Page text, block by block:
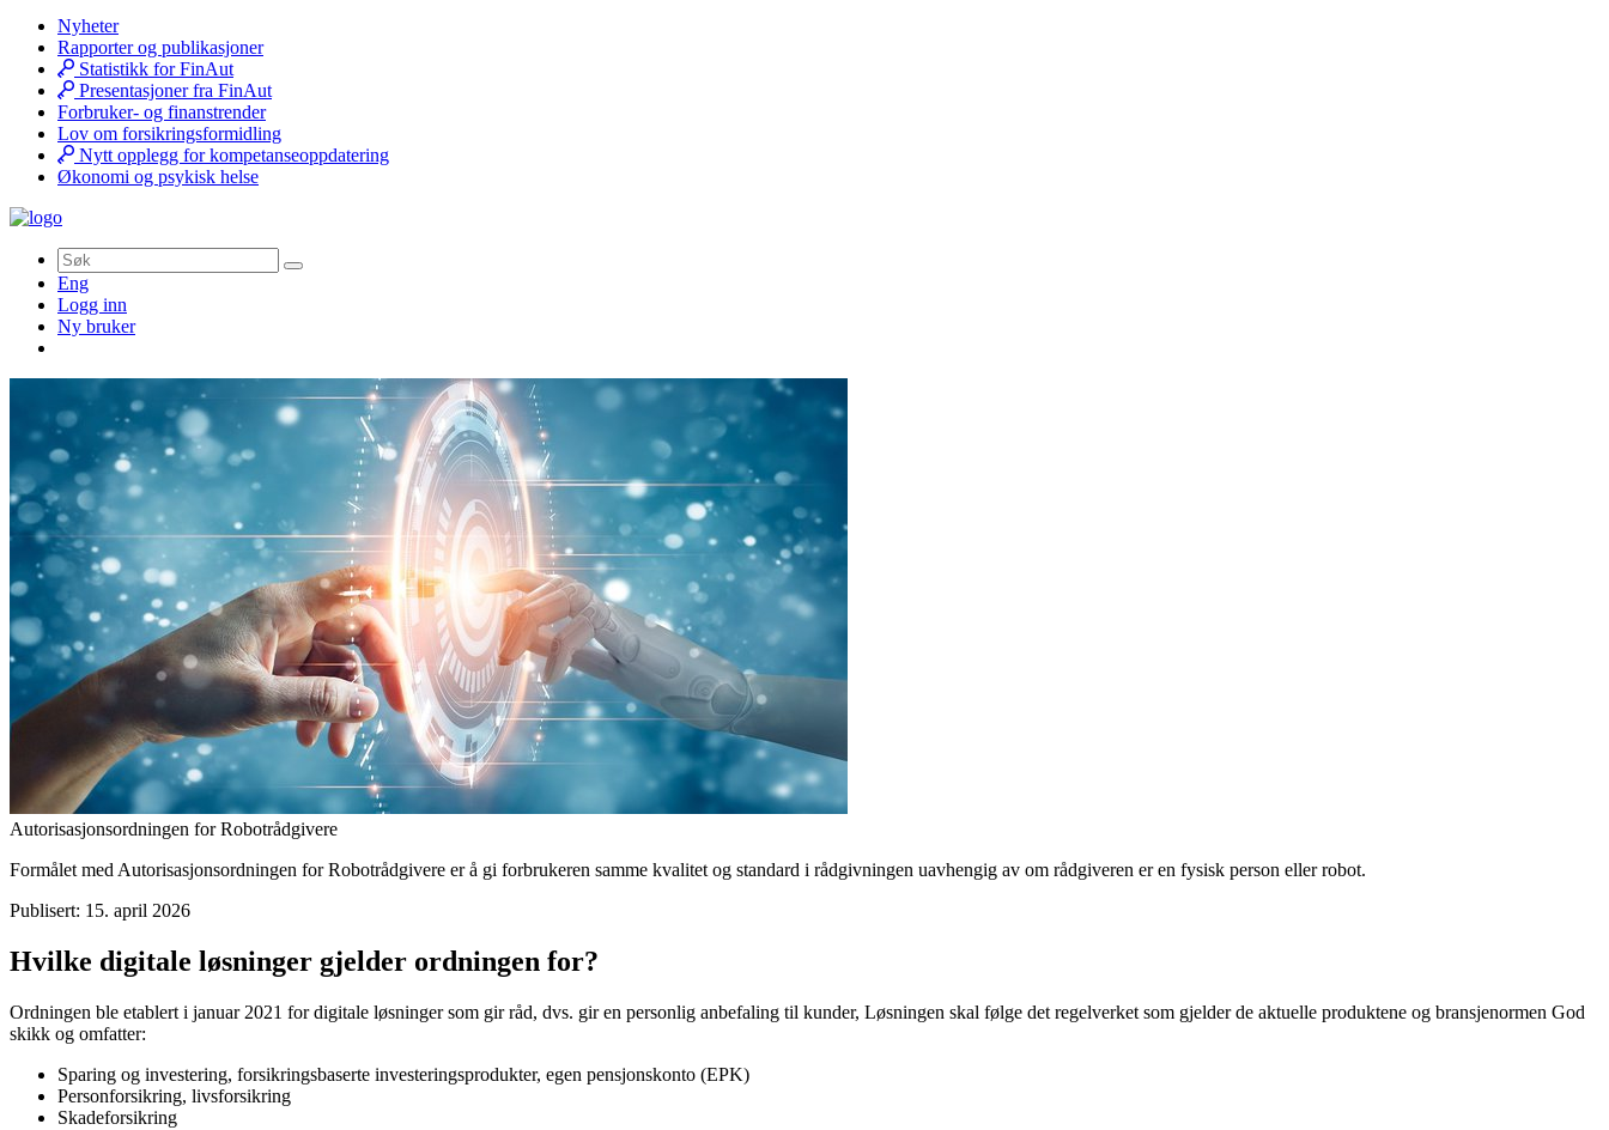
Nyheter
Rapporter og publikasjoner
Statistikk for FinAut
Presentasjoner fra FinAut
Forbruker- og finanstrender
Lov om forsikringsformidling
Nytt opplegg for kompetanseoppdatering
Økonomi og psykisk helse
Søk
Eng
Logg inn
Ny bruker
Autorisasjonsordningen for Robotrådgivere
Formålet med Autorisasjonsordningen for Robotrådgivere er å gi forbrukeren samme kvalitet og standard i rådgivningen uavhengig av om rådgiveren er en fysisk person eller robot.
Publisert: 15. april 2026
Hvilke digitale løsninger gjelder ordningen for?
Ordningen ble etablert i januar 2021 for digitale løsninger som gir råd, dvs. gir en personlig anbefaling til kunder, Løsningen skal følge det regelverket som gjelder de aktuelle produktene og bransjenormen God
skikk og omfatter:
Sparing og investering, forsikringsbaserte investeringsprodukter, egen pensjonskonto (EPK)
Personforsikring, livsforsikring
Skadeforsikring